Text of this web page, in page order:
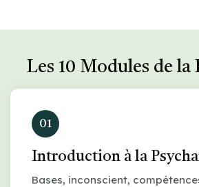
Les 10 Modules de
01
Introduction à la
Bases, inconscient,